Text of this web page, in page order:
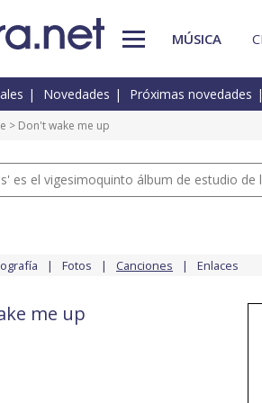
MÚSICA
Novedades Próximas novedades
> Don't wake me up
es el vigesimoquinto álbum de estudio de
Fotos Canciones Enlaces
me up